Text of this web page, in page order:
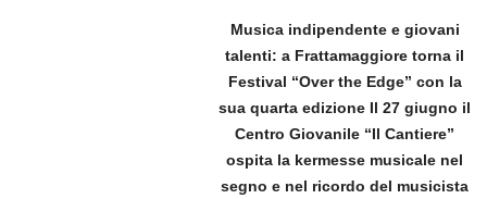
Musica indipendente e giovani
talenti: a Frattamaggiore torna il
Festival “Over the Edge” con la
sua quarta edizione Il 27 giugno il
Centro Giovanile “Il Cantiere”
ospita la kermesse musicale nel
segno e nel ricordo del musicista